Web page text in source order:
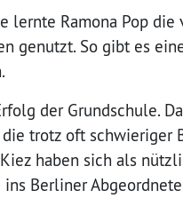
lernte Ramona Pop
genutzt. So gibt es
der Grundschule.
trotz oft schwieriger
haben sich als
Berliner